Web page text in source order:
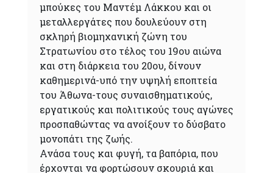
μπούκες του Μαντέμ Λάκκου και οι
μεταλλεργάτες που δουλεύουν στη
σκληρή βιομηχανική ζώνη του
Στρατωνίου στο τέλος του 19ου αιώνα
και στη διάρκεια του 20ου, δίνουν
καθημερινά-υπό την υψηλή εποπτεία
του Άθωνα-τους συναισθηματικούς,
εργατικούς και πολιτικούς τους αγώνες
προσπαθώντας να ανοίξουν το δύσβατο
μονοπάτι της ζωής.
Ανάσα τους και φυγή, τα βαπόρια, που
έρχονται να φορτώσουν σκουριά και